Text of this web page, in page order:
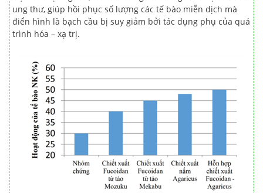
ung thư, giúp hồi phục số lượng các tế bào miễn dịch mà
điển hình là bạch cầu bị suy giảm bởi tác dụng phụ của quá
trình hóa – xạ trị.